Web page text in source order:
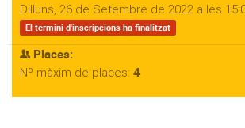
Dilluns, 26 de Setembre de 2022 a les
El termini d'inscripcions ha finalitzat
Places:
Nº màxim de places: 4